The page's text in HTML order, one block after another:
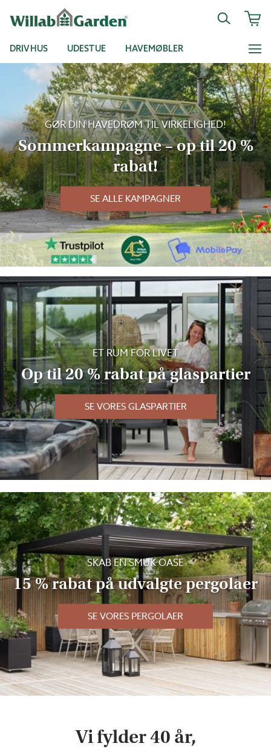
DRIVHUS UDESTUE HAVEMØBLER
GØR DIN HAVEDRØM TIL VIRKELIGHED!
Sommerkampagne – op til 20 %
rabat!
SE ALLE KAMPAGNER
ET RUM FOR LIVET
Op til 20 % rabat på glaspartier
SE VORES GLASPARTIER
SKAB EN SMUK OASE
15 % rabat på udvalgte pergolaer
SE VORES PERGOLAER
Vi fylder 40 år,